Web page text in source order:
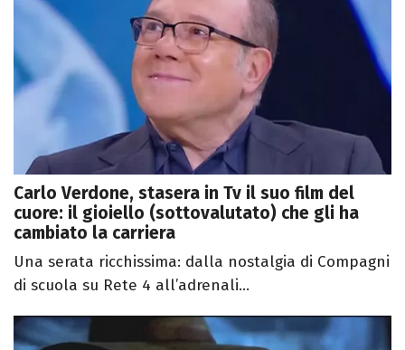
Carlo Verdone, stasera in Tv il suo film del
cuore: il gioiello (sottovalutato) che gli ha
cambiato la carriera
Una serata ricchissima: dalla nostalgia di Compagni
di scuola su Rete 4 all’adrenali...